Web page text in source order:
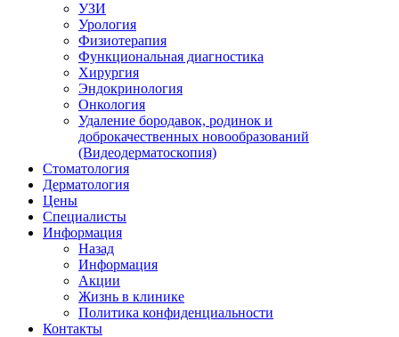
УЗИ
Урология
Физиотерапия
Функциональная диагностика
Хирургия
Эндокринология
Онкология
Удаление бородавок, родинок и
доброкачественных новообразований
(Видеодерматоскопия)
Стоматология
Дерматология
Цены
Специалисты
Информация
Назад
Информация
Акции
Жизнь в клинике
Политика конфиденциальности
Контакты